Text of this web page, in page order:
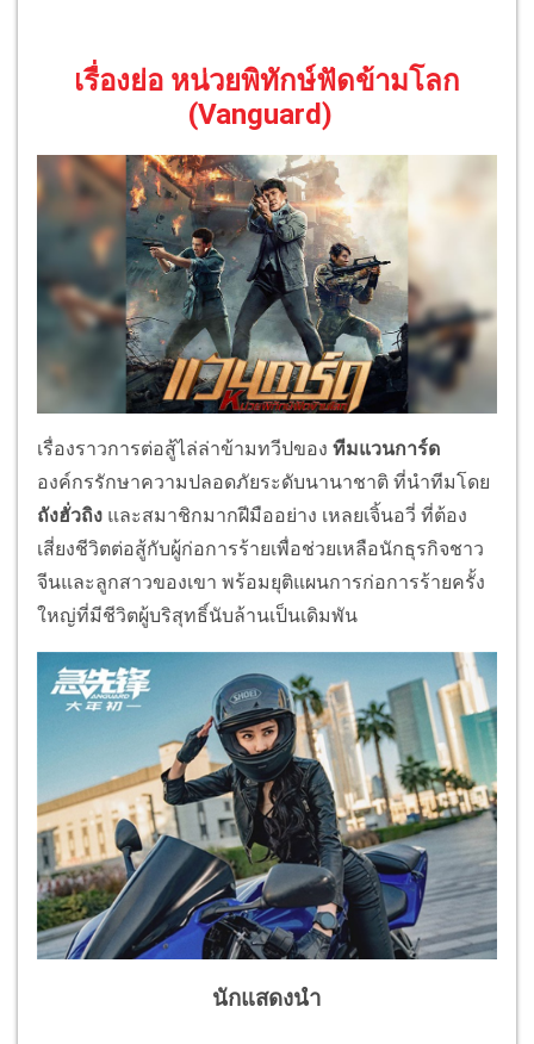
เรื่องย่อ หน่วยพิทักษ์ฟัดข้ามโลก
(Vanguard)
เรื่องราวการต่อสู้ไล่ล่าข้ามทวีปของ ทีมแวนการ์ด
องค์กรรักษาความปลอดภัยระดับนานาชาติ ที่นำทีมโดย
ถังฮั่วถิง และสมาชิกมากฝีมืออย่าง เหลยเจิ้นอวี่ ที่ต้อง
เสี่ยงชีวิตต่อสู้กับผู้ก่อการร้ายเพื่อช่วยเหลือนักธุรกิจชาว
จีนและลูกสาวของเขา พร้อมยุติแผนการก่อการร้ายครั้ง
ใหญ่ที่มีชีวิตผู้บริสุทธิ์นับล้านเป็นเดิมพัน
นักแสดงนำ